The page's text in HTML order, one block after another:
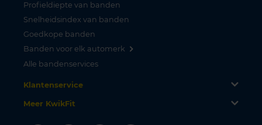
Profieldiepte van banden
Snelheidsindex van banden
Goedkope banden
Banden voor elk automerk
Alle bandenservices
Klantenservice
Meer KwikFit